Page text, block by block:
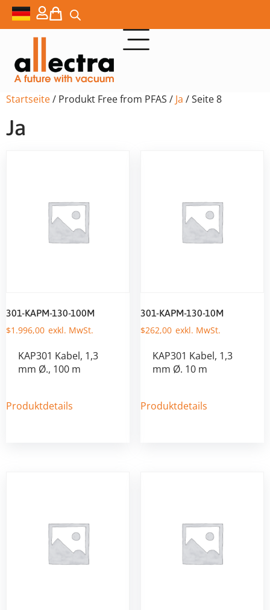
Startseite/ Produkt Free from PFAS / Ja / Seite 8
Ja
301-KAPM-130-100M
$1.996,00
KAP301 Kabel, 1,3
mm Ø., 100 m
Produktdetails
301-KAPM-130-10M
$262,00
KAP301 Kabel, 1,3
mm Ø. 10 m
Produktdetails